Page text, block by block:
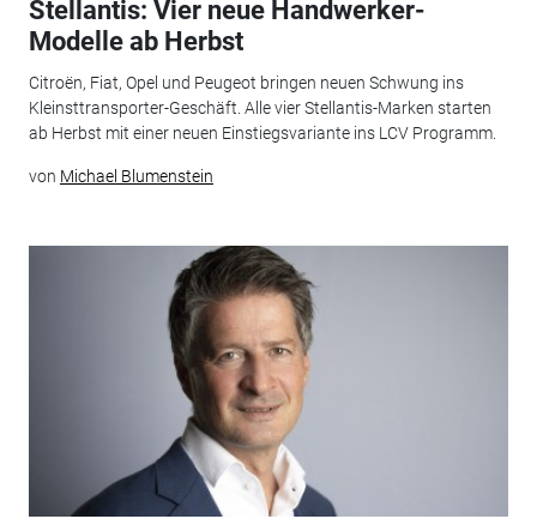
Stellantis: Vier neue Handwerker-
Modelle ab Herbst
Citroën, Fiat, Opel und Peugeot bringen neuen Schwung ins
Kleinsttransporter-Geschäft. Alle vier Stellantis-Marken starten
ab Herbst mit einer neuen Einstiegsvariante ins LCV Programm.
von Michael Blumenstein